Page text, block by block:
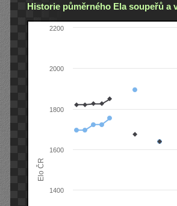
Historie půměrného Ela soupeřů a
Elo ČR
1400
1600
1800
2000
2200